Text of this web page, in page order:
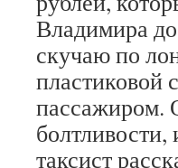
Владимира
скучаю по
пластиковой
пассажиром.
таксист